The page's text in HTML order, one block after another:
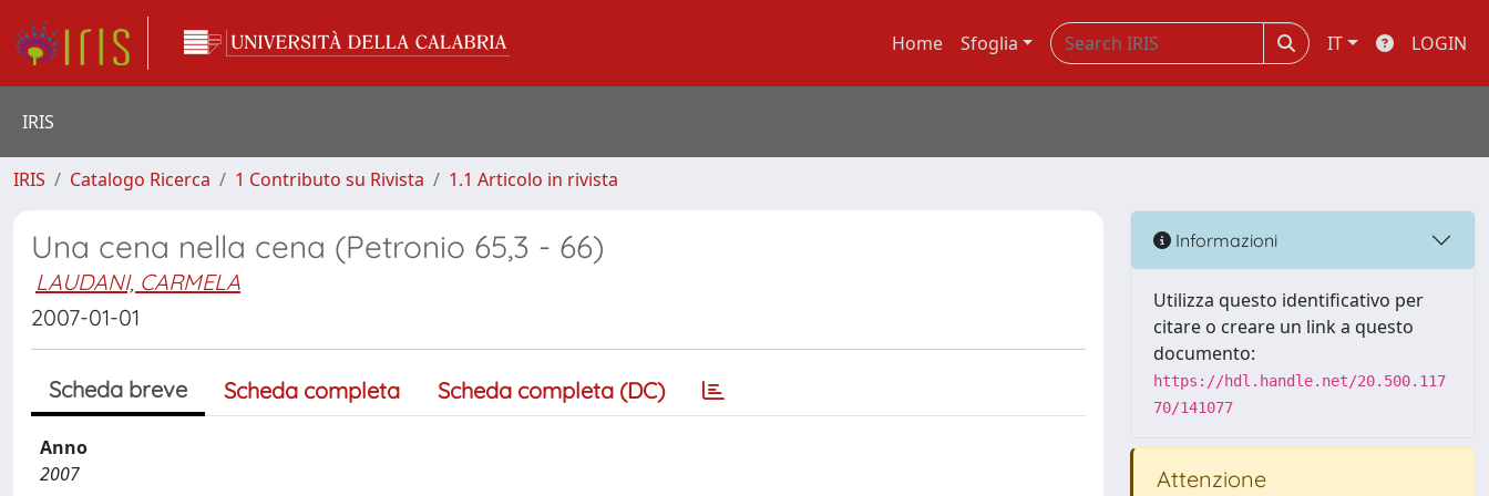
Home Sfoglia IT LOGIN
IRIS
IRIS Catalogo Ricerca 1 Contributo su Rivista 1.1 Articolo in rivista
Una cena nella cena (Petronio 65,3 - 66)
LAUDANI, CARMELA
2007-01-01
Scheda breve Scheda completa Scheda completa (DC)
Anno
2007
Informazioni
Utilizza questo identificativo per
citare o creare un link a questo
documento:
https://hdl.handle.net/20.500.117
70/141077
Attenzione